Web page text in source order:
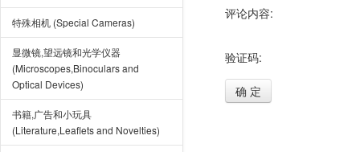
特殊相机 (Special Cameras)
显微镜,望远镜和光学仪器
(Microscopes,Binoculars and
Optical Devices)
书籍,广告和小玩具
(Literature,Leaflets and Novelties)
评论内容:
验证码:
确 定